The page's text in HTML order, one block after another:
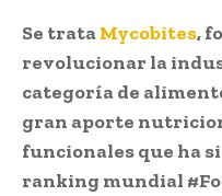
Se trataMycobites,
revolucionar la
categoría de
gran aporte
funcionales que ha
ranking mundial